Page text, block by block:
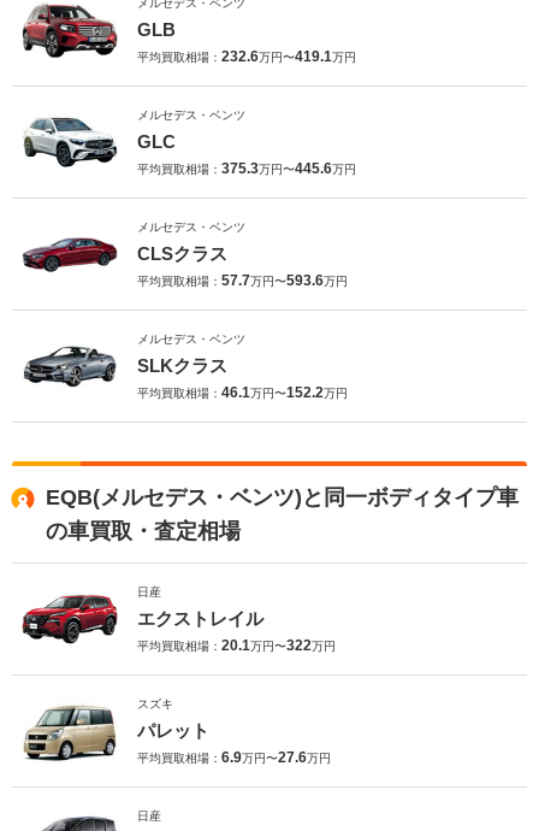
メルセデス・ベンツ
GLB
平均買取相場： 232.6万円〜419.1万円
メルセデス・ベンツ
GLC
平均買取相場： 375.3万円〜445.6万円
メルセデス・ベンツ
CLSクラス
平均買取相場： 57.7万円〜593.6万円
メルセデス・ベンツ
SLKクラス
平均買取相場： 46.1万円〜152.2万円
EQB(メルセデス・ベンツ)と同一ボディタイプ車
の車買取・査定相場
日産
エクストレイル
平均買取相場： 20.1万円〜322万円
スズキ
パレット
平均買取相場： 6.9万円〜27.6万円
日産